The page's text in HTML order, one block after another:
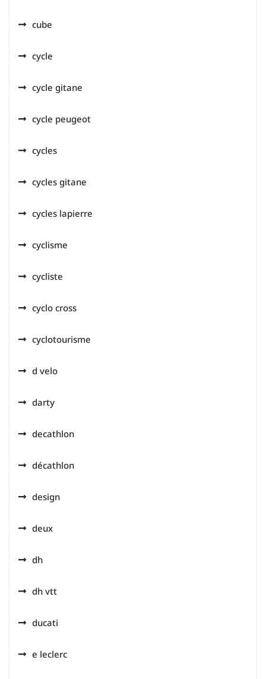
cube
cycle
cycle gitane
cycle peugeot
cycles
cycles gitane
cycles lapierre
cyclisme
cycliste
cyclo cross
cyclotourisme
d velo
darty
decathlon
décathlon
design
deux
dh
dh vtt
ducati
e leclerc